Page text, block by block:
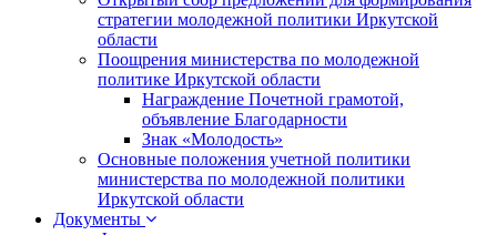
стратегии молодежной политики Иркутской
области
Поощрения министерства по молодежной
политике Иркутской области
Награждение Почетной грамотой,
объявление Благодарности
Знак «Молодость»
Основные положения учетной политики
министерства по молодежной политики
Иркутской области
Документы